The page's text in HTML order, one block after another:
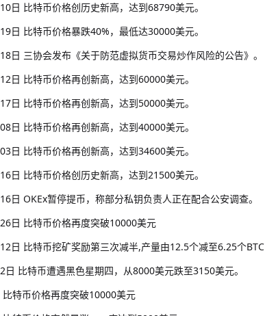
日 比特币价格创历史新高，达到68790美元。
日 比特币价格暴跌40%，最低达30000美元。
日 三协会发布《关于防范虚拟货币交易炒作风险的公告》。
日 比特币价格再创新高，达到60000美元。
日 比特币价格再创新高，达到50000美元。
日 比特币价格再创新高，达到40000美元。
日 比特币价格再创新高，达到34600美元。
日 比特币价格创历史新高，达到21500美元。
日 OKEx暂停提币，称部分私钥负责人正在配合公安调查。
日 比特币价格再度突破10000美元
日 比特币挖矿奖励第三次减半,产量由12.5个减至6.25个BTC
日 比特币遭遇黑色星期四，从8000美元跌至3150美元。
特币价格再度突破10000美元